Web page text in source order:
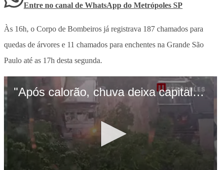
Entre no canal de WhatsApp do Metrópoles SP
Às 16h, o Corpo de Bombeiros já registrava 187 chamados para
quedas de árvores e 11 chamados para enchentes na Grande São
Paulo até as 17h desta segunda.